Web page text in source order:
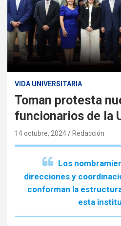
VIDA UNIVERSITARIA
Toman protesta
funcionarios de la
14 octubre, 2024 Redacción
Los
direcciones y
conforman la
esta